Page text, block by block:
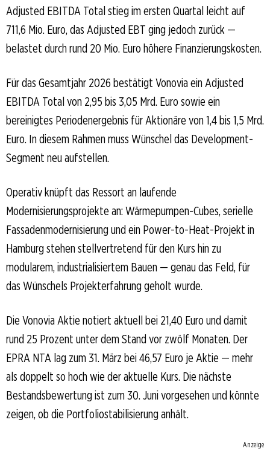
Adjusted EBITDA Total stieg im ersten Quartal leicht auf
711,6 Mio. Euro, das Adjusted EBT ging jedoch zurück —
belastet durch rund 20 Mio. Euro höhere Finanzierungskosten.
Für das Gesamtjahr 2026 bestätigt Vonovia ein Adjusted
EBITDA Total von 2,95 bis 3,05 Mrd. Euro sowie ein
bereinigtes Periodenergebnis für Aktionäre von 1,4 bis 1,5 Mrd.
Euro. In diesem Rahmen muss Wünschel das Development-
Segment neu aufstellen.
Operativ knüpft das Ressort an laufende
Modernisierungsprojekte an: Wärmepumpen-Cubes, serielle
Fassadenmodernisierung und ein Power-to-Heat-Projekt in
Hamburg stehen stellvertretend für den Kurs hin zu
modularem, industrialisiertem Bauen — genau das Feld, für
das Wünschels Projekterfahrung geholt wurde.
Die Vonovia Aktie notiert aktuell bei 21,40 Euro und damit
rund 25 Prozent unter dem Stand vor zwölf Monaten. Der
EPRA NTA lag zum 31. März bei 46,57 Euro je Aktie — mehr
als doppelt so hoch wie der aktuelle Kurs. Die nächste
Bestandsbewertung ist zum 30. Juni vorgesehen und könnte
zeigen, ob die Portfoliostabilisierung anhält.
Anzeige